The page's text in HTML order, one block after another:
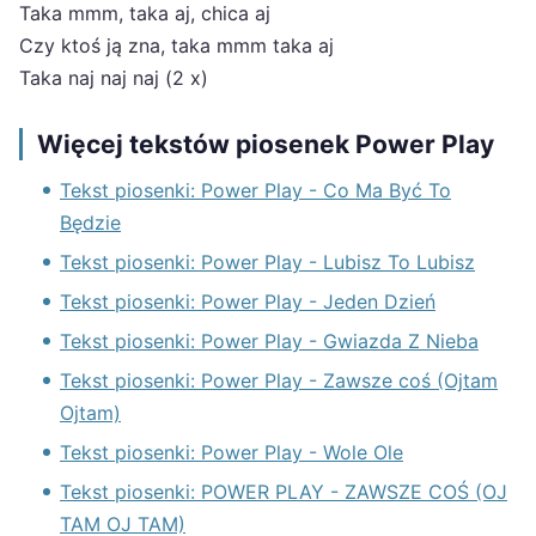
Taka mmm, taka aj, chica aj
Czy ktoś ją zna, taka mmm taka aj
Taka naj naj naj (2 x)
Więcej tekstów piosenek Power Play
Tekst piosenki: Power Play - Co Ma Być To
Będzie
Tekst piosenki: Power Play - Lubisz To Lubisz
Tekst piosenki: Power Play - Jeden Dzień
Tekst piosenki: Power Play - Gwiazda Z Nieba
Tekst piosenki: Power Play - Zawsze coś (Ojtam
Ojtam)
Tekst piosenki: Power Play - Wole Ole
Tekst piosenki: POWER PLAY - ZAWSZE COŚ (OJ
TAM OJ TAM)